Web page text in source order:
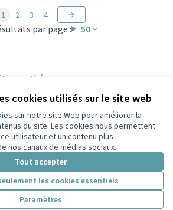
cookies utilisés sur le site web
sur notre site Web pour améliorer la
du site. Les cookies nous permettent
utilisateur et un contenu plus
nos canaux de médias sociaux.
Tout accepter
les cookies essentiels
Paramètres
par page : 50
1 2 3 4
retirées
Xsur Facebook
sur Instagram
Villeurbanne sur YouTube
libre Decidim .
Licence
(Lien